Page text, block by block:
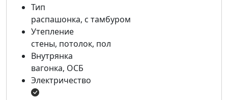
Тип
распашонка, с тамбуром
Утепление
стены, потолок, пол
Внутрянка
вагонка, ОСБ
Электричество